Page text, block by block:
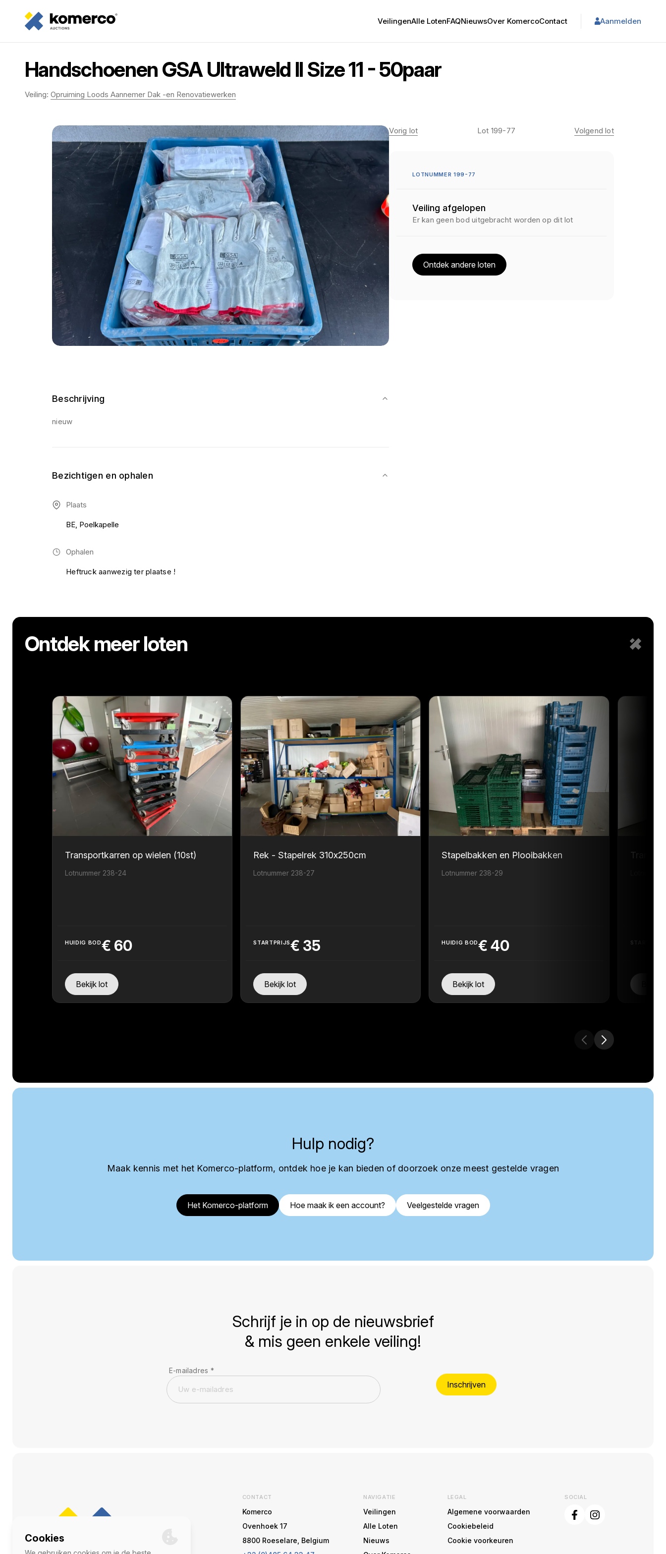
VeilingenAlle LotenFAQNieuwsOver KomercoContact Aanmelden
Handschoenen GSA Ultraweld II Size 11 - 50paar
Veiling: Opruiming Loods Aannemer Dak -en Renovatiewerken
Beschrijving
nieuw
Bezichtigen en ophalen
Plaats
BE, Poelkapelle
Ophalen
Heftruck aanwezig ter plaatse !
Vorig lot Lot 199-77 Volgend lot
LOTNUMMER 199-77
Veiling afgelopen
Er kan geen bod uitgebracht worden op dit lot
Ontdek andere loten
Ontdek meer loten
Transportkarren op wielen (10st)
Lotnummer 238-24
HUIDIG BOD€ 60
Bekijk lot
Rek - Stapelrek 310x250cm
Lotnummer 238-27
STARTPRIJS€ 35
Bekijk lot
Stapelbakken en Plooibakken
Lotnummer 238-29
HUIDIG BOD€40
Bekijk lot
Hulp nodig?
Maak kennis met het Komerco-platform, ontdek hoe je kan bieden of doorzoek onze meest gestelde vragen
Het Komerco-platform Hoe maak ik een account? Veelgestelde vragen
Schrijf je in op de nieuwsbrief
& mis geen enkele veiling!
E-mailadres *
Inschrijven
CONTACT
Komerco
Ovenhoek 17
8800 Roeselare, Belgium
NAVIGATIE
Veilingen
Alle Loten
Nieuws
LEGAL
Algemene voorwaarden
Cookiebeleid
Cookie voorkeuren
SOCIAL